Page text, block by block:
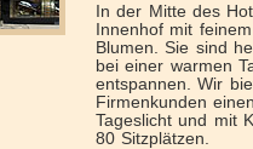
In der Mitte des
Innenhof mit
Blumen. Sie sind
bei einer warmen
entspannen. Wir
Firmenkunden
Tageslicht und mit
80 Sitzplätzen.